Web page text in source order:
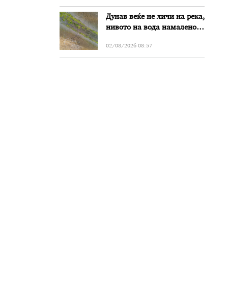
Дунав веќе не личи на река,
нивото на вода намалено
Бугарија
02/08/2026 08:57